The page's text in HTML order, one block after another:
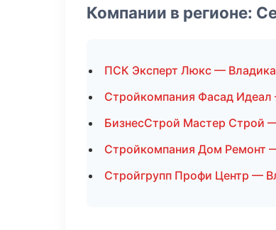
Компании в регионе:
ПСК Эксперт Люкс —
Стройкомпания Фасад Идеал
БизнесСтрой Мастер Строй
Стройкомпания Дом Ремонт
Стройгрупп Профи Центр —